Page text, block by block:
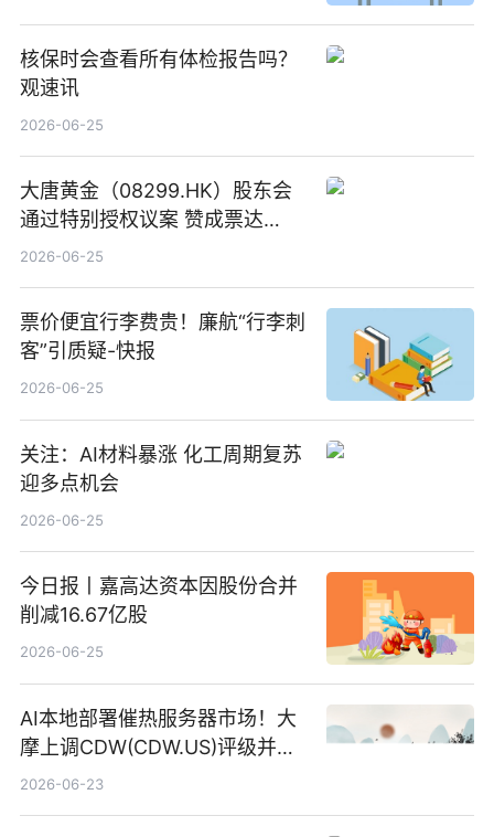
核保时会查看所有体检报告吗？
观速讯
2026-06-25
大唐黄金（08299.HK）股东会
通过特别授权议案 赞成票达
100%_新动态
2026-06-25
票价便宜行李费贵！廉航“行李刺
客”引质疑-快报
2026-06-25
关注：AI材料暴涨 化工周期复苏
迎多点机会
2026-06-25
今日报丨嘉高达资本因股份合并
削减16.67亿股
2026-06-25
AI本地部署催热服务器市场！大
摩上调CDW(CDW.US)评级并看
高IBM(IBM.US)戴尔(DELL.US)
2026-06-23